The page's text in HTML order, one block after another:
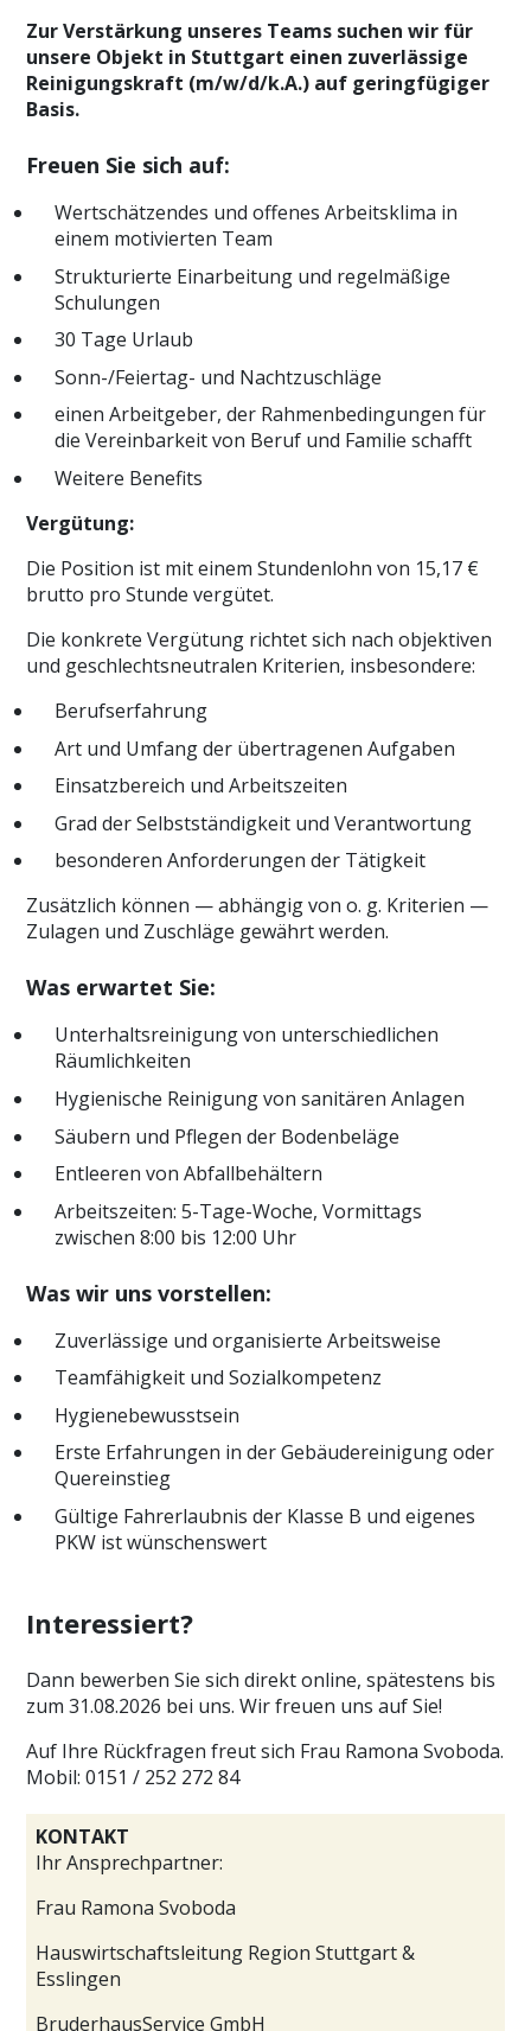
Zur Verstärkung unseres Teams suchen wir für
unsere Objekt in Stuttgart einen zuverlässige
Reinigungskraft (m/w/d/k.A.) auf geringfügiger
Basis.
Freuen Sie sich auf:
Wertschätzendes und offenes Arbeitsklima in
einem motivierten Team
Strukturierte Einarbeitung und regelmäßige
Schulungen
30 Tage Urlaub
Sonn-/Feiertag- und Nachtzuschläge
einen Arbeitgeber, der Rahmenbedingungen für
die Vereinbarkeit von Beruf und Familie schafft
Weitere Benefits
Vergütung:
Die Position ist mit einem Stundenlohn von 15,17 €
brutto pro Stunde vergütet.
Die konkrete Vergütung richtet sich nach objektiven
und geschlechtsneutralen Kriterien, insbesondere:
Berufserfahrung
Art und Umfang der übertragenen Aufgaben
Einsatzbereich und Arbeitszeiten
Grad der Selbstständigkeit und Verantwortung
besonderen Anforderungen der Tätigkeit
Zusätzlich können — abhängig von o. g. Kriterien —
Zulagen und Zuschläge gewährt werden.
Was erwartet Sie:
Unterhaltsreinigung von unterschiedlichen
Räumlichkeiten
Hygienische Reinigung von sanitären Anlagen
Säubern und Pflegen der Bodenbeläge
Entleeren von Abfallbehältern
Arbeitszeiten: 5-Tage-Woche, Vormittags
zwischen 8:00 bis 12:00 Uhr
Was wir uns vorstellen:
Zuverlässige und organisierte Arbeitsweise
Teamfähigkeit und Sozialkompetenz
Hygienebewusstsein
Erste Erfahrungen in der Gebäudereinigung oder
Quereinstieg
Gültige Fahrerlaubnis der Klasse B und eigenes
PKW ist wünschenswert
Interessiert?
Dann bewerben Sie sich direkt online, spätestens bis
zum 31.08.2026 bei uns. Wir freuen uns auf Sie!
Auf Ihre Rückfragen freut sich Frau Ramona Svoboda.
Mobil: 0151 / 252 272 84
KONTAKT
Ihr Ansprechpartner:
Frau Ramona Svoboda
Hauswirtschaftsleitung Region Stuttgart &
Esslingen
BruderhausService GmbH